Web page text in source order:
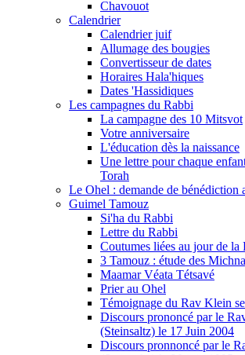
Chavouot
Calendrier
Calendrier juif
Allumage des bougies
Convertisseur de dates
Horaires Hala'hiques
Dates 'Hassidiques
Les campagnes du Rabbi
La campagne des 10 Mitsvot
Votre anniversaire
L'éducation dès la naissance
Une lettre pour chaque
Torah
Le Ohel : demande de bénédiction
Guimel Tamouz
Si'ha du Rabbi
Lettre du Rabbi
Coutumes liées au jour de la
3 Tamouz : étude des
Maamar Véata Tétsavé
Prier au Ohel
Témoignage du Rav Klein
Discours prononcé par le
(Steinsaltz) le 17 Juin 2004
Discours pronnoncé par le